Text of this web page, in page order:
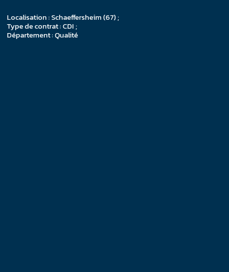
Localisation : Schaeffersheim (67) ;
Type de contrat : CDI ;
Département : Qualité